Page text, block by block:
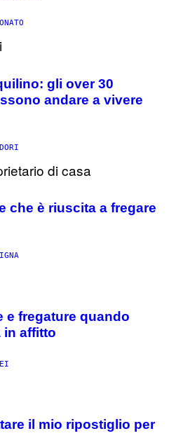
gli over 30
andare a vivere
che è riuscita a fregare
e fregature quando
in affitto
il mio ripostiglio per